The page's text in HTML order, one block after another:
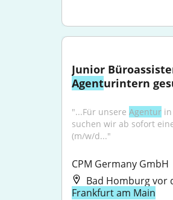
Agenturintern
"...Für unsere Agentur
suchen wir ab sofort
(m/w/d..."
CPM Germany GmbH
Bad Homburg vor
Frankfurt am Main